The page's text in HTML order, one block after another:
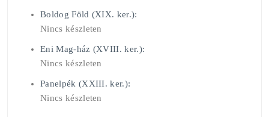
Boldog Föld (XIX. ker.):
Nincs készleten
Eni Mag-ház (XVIII. ker.):
Nincs készleten
Panelpék (XXIII. ker.):
Nincs készleten